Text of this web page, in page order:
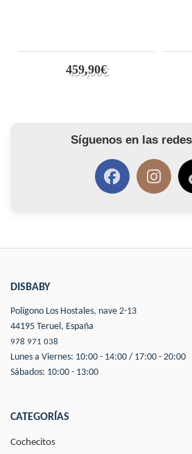
459,90€
Síguenos en las
DISBABY
Polígono Los Hostales, nave 2-13
44195 Teruel, España
978 971 038
Lunes a Viernes: 10:00 - 14:00 / 17:00 - 20:00
Sábados: 10:00 - 13:00
CATEGORÍAS
Cochecitos